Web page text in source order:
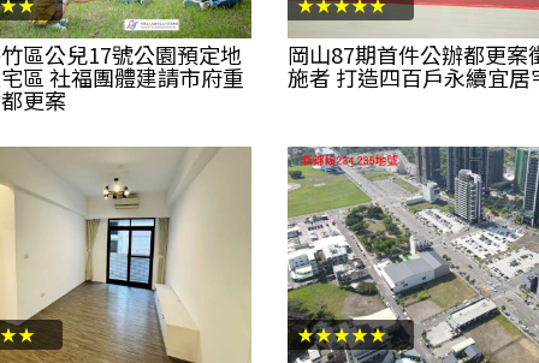
區公兒17號公園預定地
區 社福團體建請市府重
更案
★★★★★
岡山87期首件公辦都更案
施者 打造四百戶永續宜居
★★★★★